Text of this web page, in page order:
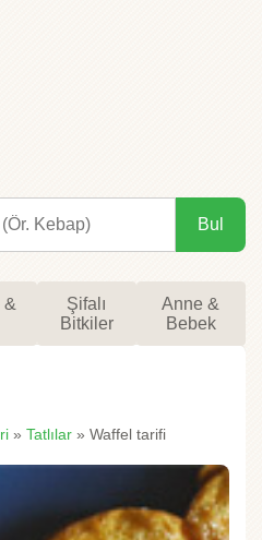
Bul
&
Şifalı
Bitkiler
Anne &
Bebek
» Tatlılar » Waffel tarifi